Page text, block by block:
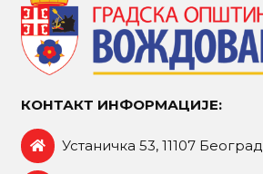
КОНТАКТ ИНФОРМАЦИЈЕ:
Устаничка 53, 11107 Београд